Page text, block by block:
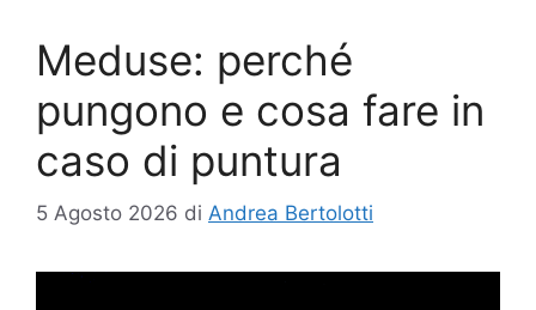
Meduse: perché
pungono e cosa fare in
caso di puntura
5 Agosto 2026 di Andrea Bertolotti